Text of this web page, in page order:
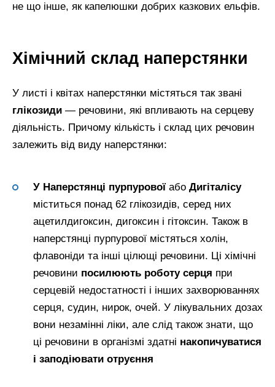
не що інше, як капелюшки добрих казкових ельфів.
Хімічний склад наперстянки
У листі і квітах наперстянки містяться так звані
глікозиди — речовини, які впливають на серцеву
діяльність. Причому кількість і склад цих речовин
залежить від виду наперстянки:
У Наперстянці пурпурової або Дигіталісу
міститься понад 62 глікозидів, серед них
ацетилдигоксин, дигоксин і гітоксин. Також в
наперстянці пурпурової містяться холін,
флавоніди та інші цілющі речовини. Ці хімічні
речовини посилюють роботу серця при
серцевій недостатності і інших захворюваннях
серця, судин, нирок, очей. У лікувальних дозах
вони незамінні ліки, але слід також знати, що
ці речовини в організмі здатні накопичуватися
і заподіювати отруєння